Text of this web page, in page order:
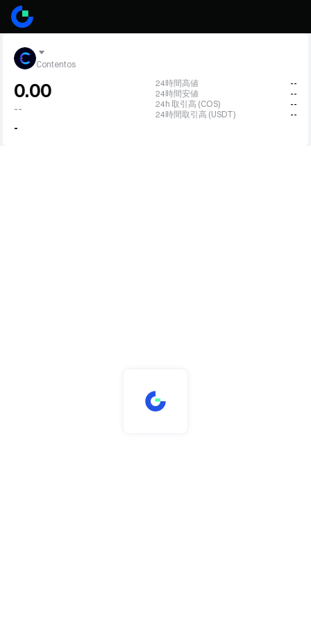
Contentos
0.00
--
-
24時間高値
--
24時間安値
--
24h 取引高 (COS)
--
24時間取引高 (USDT)
--